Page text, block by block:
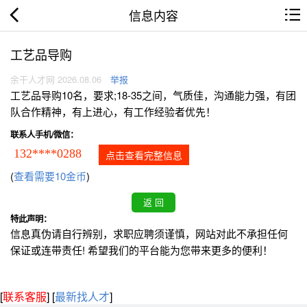
信息内容
工艺品导购
余干人才网 2026.08.06 举报
工艺品导购10名，要求;18-35之间，气质佳，沟通能力强，有团
队合作精神，有上进心，有工作经验者优先！
联系人手机/微信：
132****0288 点击查看完整信息
(查看需要10金币)
特此声明：
信息真伪请自行辨别，求职应聘须谨慎，网站对此不承担任何
保证或连带责任! 希望我们的平台能为您带来更多的便利！
[联系客服] [最新找人才]